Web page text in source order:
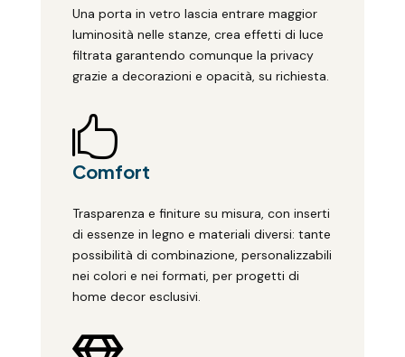
Una porta in vetro lascia entrare maggior
luminosità nelle stanze, crea effetti di luce
filtrata garantendo comunque la privacy
grazie a decorazioni e opacità, su richiesta.

Comfort
Trasparenza e finiture su misura, con inserti
di essenze in legno e materiali diversi: tante
possibilità di combinazione, personalizzabili
nei colori e nei formati, per progetti di
home decor esclusivi.